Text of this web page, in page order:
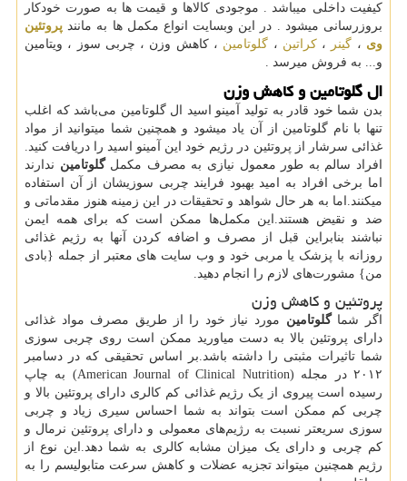
کیفیت داخلی میباشد . موجودی کالاها و قیمت ها به صورت خودکار
بروزرسانی میشود . در این وبسایت انواع مکمل ها به مانند پروتئین
وی ، گینر ،کراتین ، گلوتامین ، کاهش وزن ، چربی سوز ، ویتامین
و... به فروش میرسد .
ال‌ گلوتامین و کاهش وزن
بدن شما خود قادر به تولید آمینو اسید ال‌ گلوتامین می‌باشد که اغلب
تنها با نام گلوتامین از آن یاد میشود و همچنین شما میتوانید از مواد
غذائی سرشار از پروتئین در رژیم خود این آمینو اسید را دریافت کنید.
افراد سالم به طور معمول نیازی به مصرف مکملگلوتامین ندارند
اما برخی‌ افراد به امید بهبود فرایند چربی‌ سوزیشان از آن استفاده
میکنند.اما به هر حال شواهد و تحقیقات در این زمینه هنوز مقدماتی و
ضد و نقیض هستند.این مکمل‌ها ممکن است که برای همه ایمن
نباشند بنابراین قبل از مصرف و اضافه کردن آنها به رژیم غذائی
روزانه با پزشک یا مربی خود و وب سایت های معتبر از جمله {بادی
من} مشورت‌های لازم را انجام دهید.
پروتئین و کاهش وزن
اگر شماگلوتامین مورد نیاز خود را از طریق مصرف مواد غذائی
دارای پروتئین بالا به دست میاورید ممکن است روی چربی‌ سوزی
شما تاثیرات مثبتی را داشته باشد.بر اساس تحقیقی که در دسامبر
۲۰۱۲ در مجله (American Journal of Clinical Nutrition) به چاپ
رسیده است پیروی از یک رژیم غذائی کم کالری دارای پروتئین بالا و
چربی‌ کم ممکن است بتواند به شما احساس سیری زیاد و چربی‌
سوزی سریعتر نسبت به رژیم‌های معمولی‌ و دارای پروتئین نرمال و
کم چربی‌ و دارای یک میزان مشابه کالری به شما دهد.این نوع از
رژیم همچنین میتواند تجزیه عضلات و کاهش سرعت متابولیسم را به